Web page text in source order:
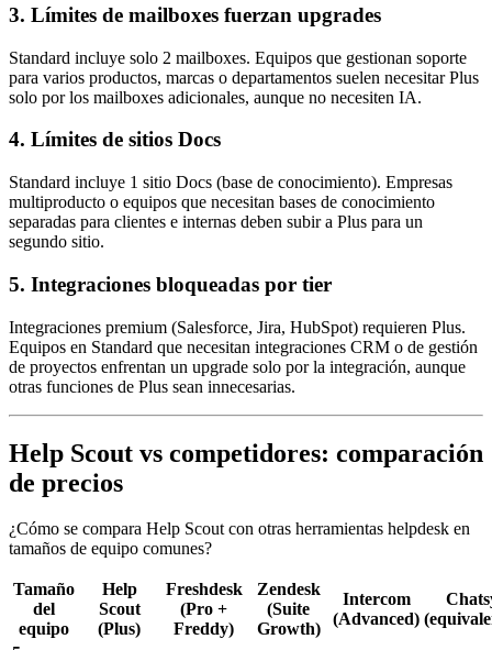
3. Límites de mailboxes fuerzan upgrades
Standard incluye solo 2 mailboxes. Equipos que gestionan soporte
para varios productos, marcas o departamentos suelen necesitar Plus
solo por los mailboxes adicionales, aunque no necesiten IA.
4. Límites de sitios Docs
Standard incluye 1 sitio Docs (base de conocimiento). Empresas
multiproducto o equipos que necesitan bases de conocimiento
separadas para clientes e internas deben subir a Plus para un
segundo sitio.
5. Integraciones bloqueadas por tier
Integraciones premium (Salesforce, Jira, HubSpot) requieren Plus.
Equipos en Standard que necesitan integraciones CRM o de gestión
de proyectos enfrentan un upgrade solo por la integración, aunque
otras funciones de Plus sean innecesarias.
Help Scout vs competidores: comparación
de precios
¿Cómo se compara Help Scout con otras herramientas helpdesk en
tamaños de equipo comunes?
Tamaño
del
equipo
Help
Scout
(Plus)
Freshdesk
(Pro +
Freddy)
Zendesk
(Suite
Growth)
Intercom
(Advanced)